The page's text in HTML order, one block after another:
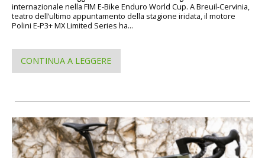
internazionale nella FIM E-Bike Enduro World Cup. A Breuil-Cervinia,
teatro dell’ultimo appuntamento della stagione iridata, il motore
Polini E-P3+ MX Limited Series ha...
CONTINUA A LEGGERE